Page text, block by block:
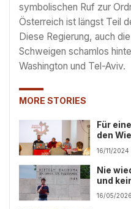
symbolischen Ruf zur
Österreich ist längst Teil
Diese Regierung, auch
Schweigen schamlos
Washington und Tel-Aviv.
MORE STORIES
Für
den
in
16/11/2024
Nie
und
Kriege!
16/05/2026